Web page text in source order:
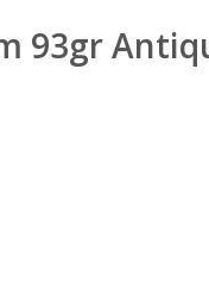
93gr